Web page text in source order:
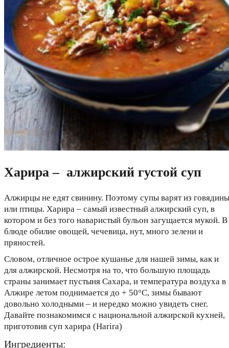
Харира – алжирский густой суп
Алжирцы не едят свинину. Поэтому супы варят из говядины
или птицы. Харира – самый известный алжирский суп, в
котором и без того наваристый бульон загущается мукой. В
блюде обилие овощей, чечевица, нут, много зелени и
пряностей.
Словом, отличное острое кушанье для нашей зимы, как и
для алжирской. Несмотря на то, что большую площадь
страны занимает пустыня Сахара, и температура воздуха в
Алжире летом поднимается до + 50°С, зимы бывают
довольно холодными – и нередко можно увидеть снег.
Давайте познакомимся с национальной алжирской кухней,
приготовив суп харира (Harira)
Ингредиенты: